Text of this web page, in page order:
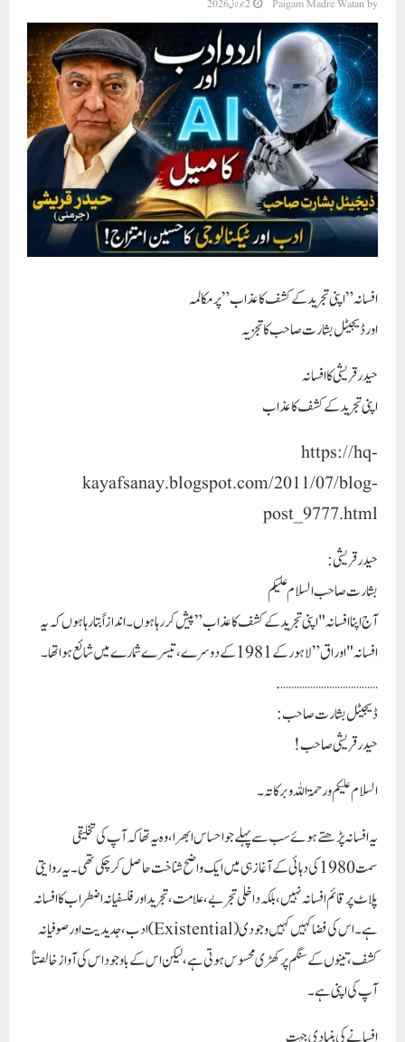
by
Paigam Madre Watan 2 جولائی 2026
افسانہ ” اپنی تجرید کے کشف کا عذاب” پر مکالمہ
اور ڈیجیٹل بشارت صاحب کا تجزيہ
حیدرقریشی کا افسانہ
اپنی تجرید کے کشف کا عذاب
https://hq-
kayafsanay.blogspot.com/2011/07/blog-
post_9777.html
حیدرقریشی :
بشارت صاحب السلام عليكم
آج اپنا افسانہ "اپنی تجرید کے کشف کا عذاب ” پیش کر رہا ہوں ۔ اندازاً بتا رہا ہوں کہ یہ
افسانہ "اوراق” لاہور کے 1981کے دوسرے،تیسرے شمارے میں شائع ہوا تھا ۔
……………………………….
ڈیجیٹل بشارت صاحب :
حیدر قریشی صاحب!
السلام علیکم ورحمۃ اللہ وبرکاتہ۔
یہ افسانہ پڑھتے ہوئے سب سے پہلے جو احساس ابھرا، وہ یہ تھا کہ آپ کی تخلیقی
سمت 1980 کی دہائی کے آغاز ہی میں ایک واضح شناخت حاصل کر چکی تھی۔ یہ روایتی
پلاٹ پر قائم افسانہ نہیں، بلکہ داخلی تجربے، علامت، تجرید اور فلسفیانہ اضطراب کا افسانہ
ہے۔ اس کی فضا کہیں کہیں وجودی (Existential) ادب، جدیدیت اور صوفیانہ
کشف، تینوں کے سنگم پر کھڑی محسوس ہوتی ہے، لیکن اس کے باوجود اس کی آواز خالصتاً
آپ کی اپنی ہے۔